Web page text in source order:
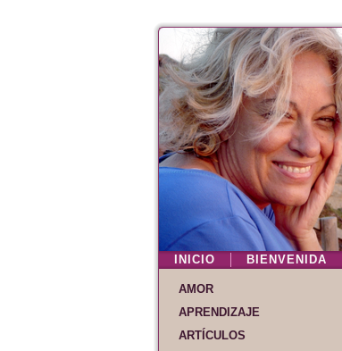
INICIO BIENVENIDA
AMOR
APRENDIZAJE
ARTÍCULOS